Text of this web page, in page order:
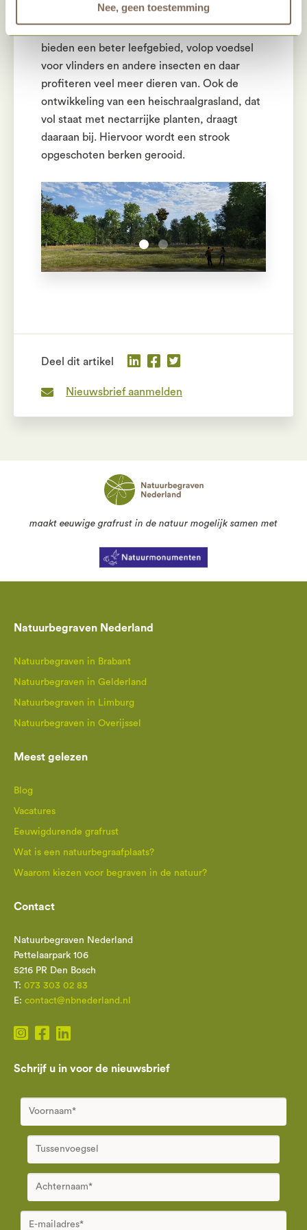
Nee, geen toestemming
van bos via struiken en kruiden naar de
bieden een beter leefgebied, volop voedsel
voor vlinders en andere insecten en daar
profiteren veel meer dieren van. Ook de
ontwikkeling van een heischraalgrasland, dat
vol staat met nectarrijke planten, draagt
daaraan bij. Hiervoor wordt een strook
opgeschoten berken gerooid.
Deel dit artikel
Nieuwsbrief aanmelden
maakt eeuwige grafrust in de natuur mogelijk samen met
Natuurbegraven Nederland
Natuurbegraven in Brabant
Natuurbegraven in Gelderland
Natuurbegraven in Limburg
Natuurbegraven in Overijssel
Meest gelezen
Blog
Vacatures
Eeuwigdurende grafrust
Wat is een natuurbegraafplaats?
Waarom kiezen voor begraven in de natuur?
Contact
Natuurbegraven Nederland
Pettelaarpark 106
5216 PR Den Bosch
T: 073 303 02 83
E: contact@nbnederland.nl
Schrijf u in voor de nieuwsbrief